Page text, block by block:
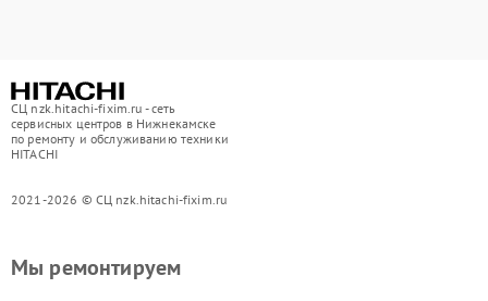
СЦ nzk.hitachi-fixim.ru - сеть
сервисных центров в Нижнекамске
по ремонту и обслуживанию техники
HITACHI
2021-2026 © СЦ nzk.hitachi-fixim.ru
Мы ремонтируем